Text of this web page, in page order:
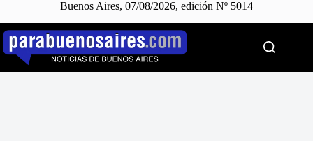
Buenos Aires, 07/08/2026, edición Nº 5014
Saltar
contenido